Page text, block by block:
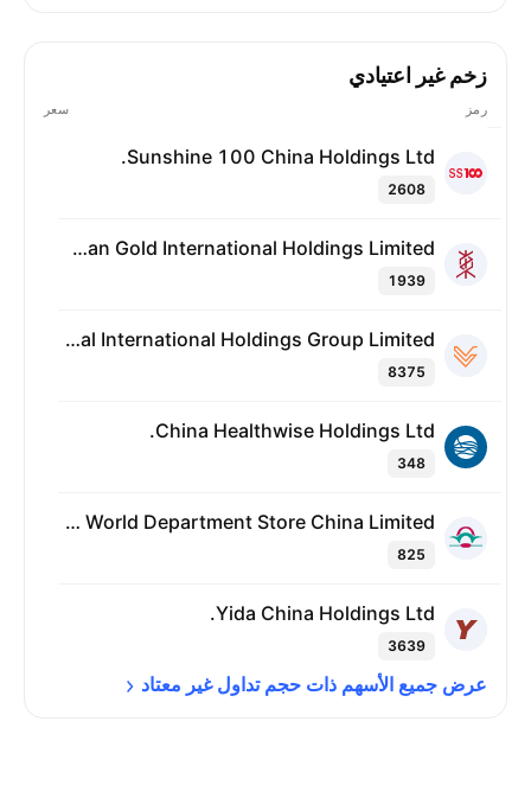
زخم غير اعتيادي
رمز سعر
Sunshine 100 China Holdings Ltd.
2608
Shangshan Gold International Holdings Limited
1939
Data Union Capital International Holdings Group Limited
8375
China Healthwise Holdings Ltd.
348
New World Department Store China Limited
825
Yida China Holdings Ltd.
3639
عرض جميع الأسهم ذات حجم تداول غير معتاد